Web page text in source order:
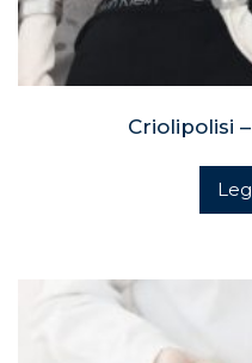
Criolipolisi